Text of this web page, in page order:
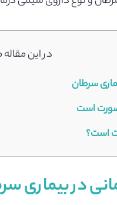
در این
سرطان
است
است؟
در بیماری